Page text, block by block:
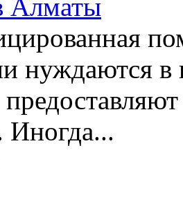
Алматы
нуждаются в